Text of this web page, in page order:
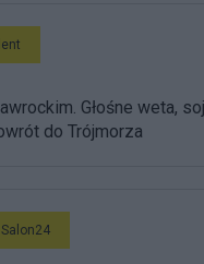
Głośne weta,
do Trójmorza